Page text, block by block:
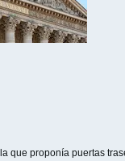
que proponía puertas